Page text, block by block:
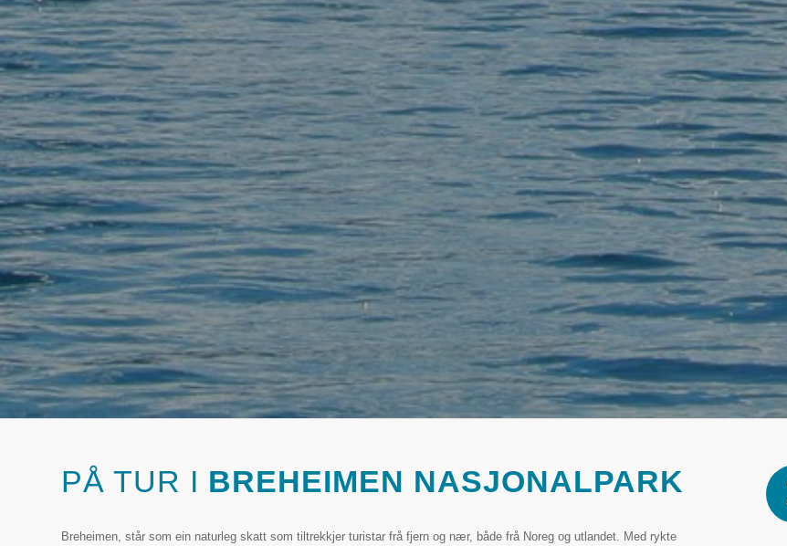
PÅ TUR I BREHEIMEN NASJONALPARK
Breheimen, står som ein naturleg skatt som tiltrekkjer turistar frå fjern og nær, både frå Noreg og utlandet. Med rykte